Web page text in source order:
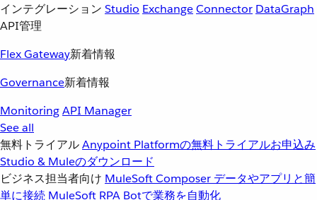
インテグレーション Studio ExchangeConnector DataGraph
API管理
Flex Gateway新着情報
Governance新着情報
MonitoringAPI Manager
See all
無料トライアルAnypoint Platformの無料トライアルお申込み
Studio & Muleのダウンロード
ビジネス担当者向け MuleSoft Composer データやアプリと簡
単に接続 MuleSoft RPA Botで業務を自動化